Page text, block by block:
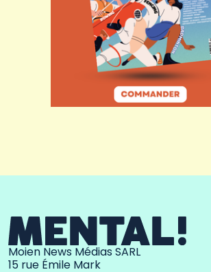
Moien News Médias SARL
15 rue Émile Mark